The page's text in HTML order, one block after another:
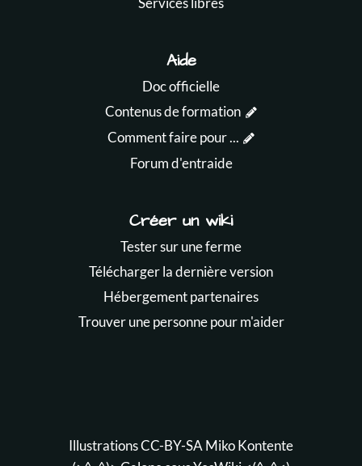
Aide
Doc officielle
Contenus de formation
Comment faire pour ...
Forum d'entraide
Créer un wiki
Tester sur une ferme
Télécharger la dernière version
Hébergement partenaires
Trouver une personne pour m'aider
Illustrations CC-BY-SA Miko Kontente